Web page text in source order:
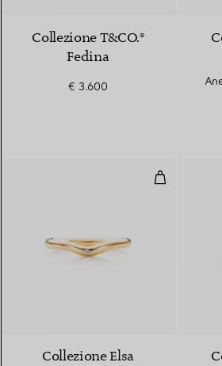
Collezione T&CO.®
Fedina
€ 3.600
Fede
Collezione Elsa